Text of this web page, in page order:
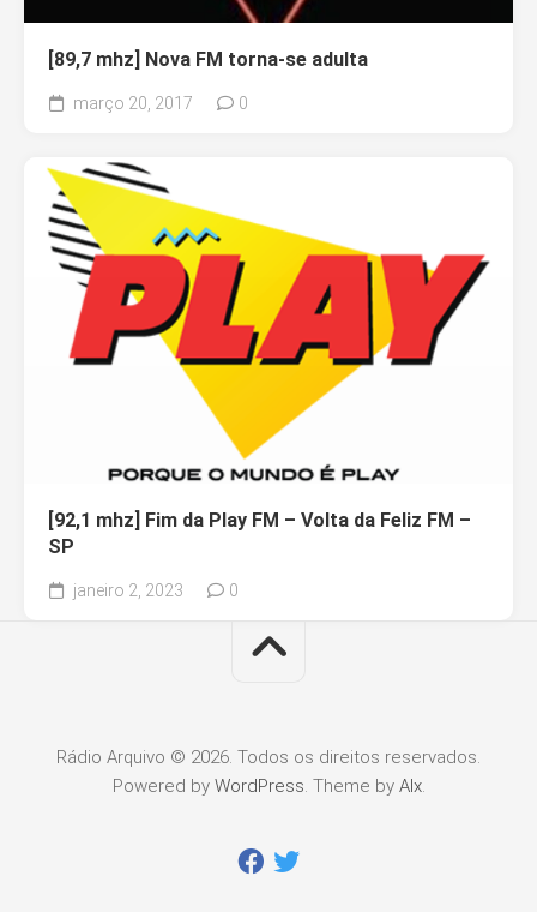
[89,7 mhz] Nova FM torna-se adulta
março 20, 2017 0
[92,1 mhz] Fim da Play FM – Volta da Feliz FM –
SP
janeiro 2, 2023 0
Rádio Arquivo © 2026. Todos os direitos reservados.
Powered by WordPress. Theme by Alx.